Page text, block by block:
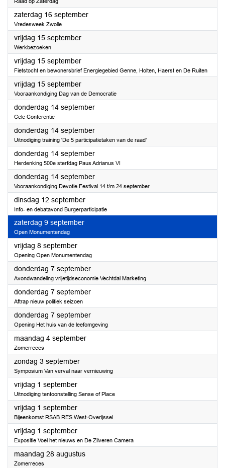
zaterdag 16 september2023
Vredesweek Zwolle
vrijdag 15 september2023
Werkbezoeken
vrijdag 15 september2023
Fietstocht en bewonersbrief Energiegebied Genne, Holten, Haerst en De Ruiten
vrijdag 15 september2023
Vooraankondiging Dag van de Democratie
donderdag 14 september2023
Cele Conferentie
donderdag 14 september2023
Uitnodiging training 'De 5 participatietaken van de raad'
donderdag 14 september2023
Herdenking 500e sterfdag Paus Adrianus VI
donderdag 14 september2023
Vooraankondiging Devotie Festival 14 t/m 24 september
dinsdag 12 september2023
Info- en debatavond Burgerparticipatie
zaterdag 9 september2023
Open Monumentendag
vrijdag 8 september2023
Opening Open Monumentendag
donderdag 7 september2023
Avondwandeling vrijetijdseconomie Vechtdal Marketing
donderdag 7 september2023
Aftrap nieuw politiek seizoen
donderdag 7 september2023
Opening Het huis van de leefomgeving
maandag 4 september2023
Zomerreces
zondag 3 september2023
Symposium Van verval naar vernieuwing
vrijdag 1 september2023
Uitnodiging tentoonstelling Sense of Place
vrijdag 1 september2023
Bijeenkomst RSAB RES West-Overijssel
vrijdag 1 september2023
Expositie Voel het nieuws en De Zilveren Camera
maandag 28 augustus2023
Zomerreces